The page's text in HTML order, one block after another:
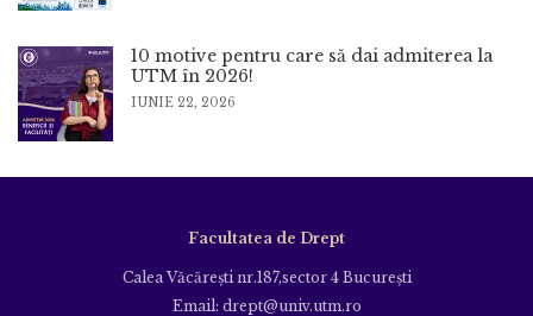
10 motive pentru care să dai admiterea la
UTM în 2026!
IUNIE 22, 2026
Facultatea de Drept
Calea Văcăreşti nr.187,sector 4 Bucureşti
Email: drept@univ.utm.ro